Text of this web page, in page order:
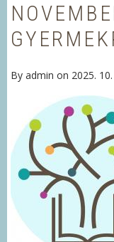
By admin on 2025.